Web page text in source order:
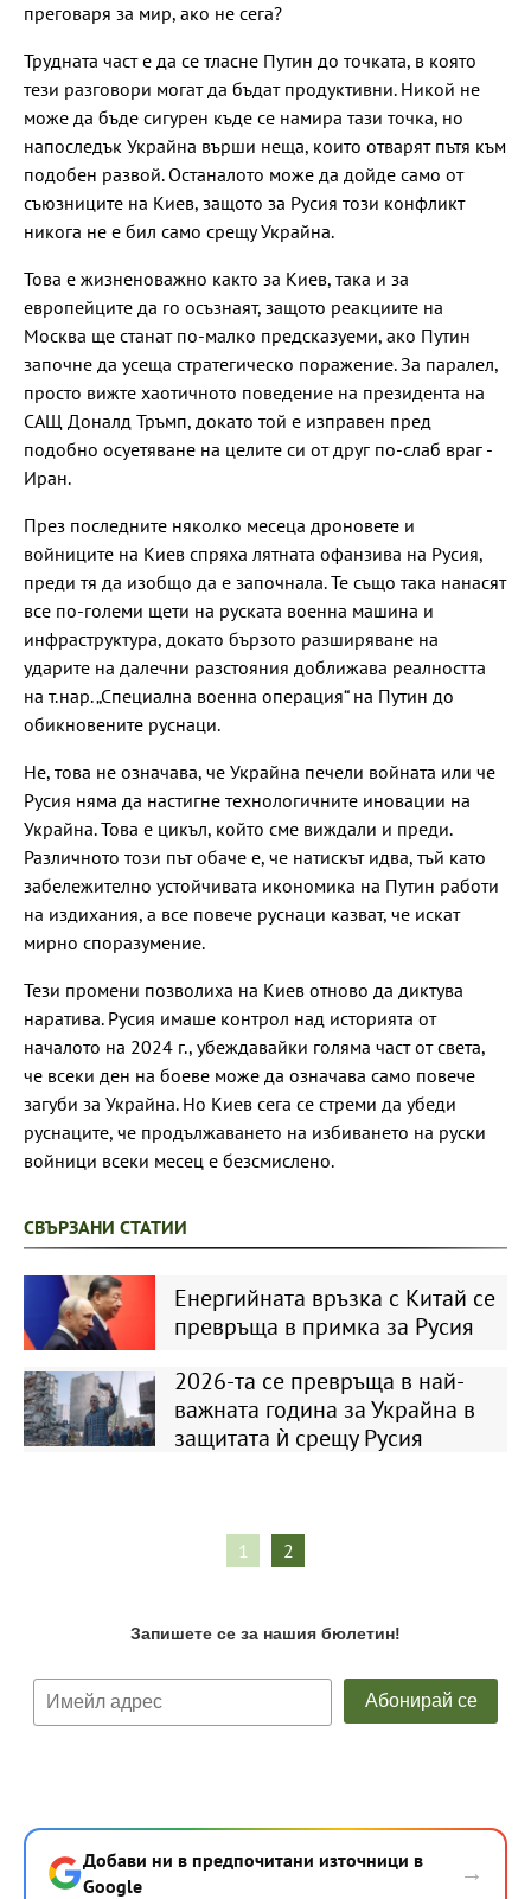
преговаря за мир, ако не сега?
Трудната част е да се тласне Путин до точката, в която
тези разговори могат да бъдат продуктивни. Никой не
може да бъде сигурен къде се намира тази точка, но
напоследък Украйна върши неща, които отварят пътя към
подобен развой. Останалото може да дойде само от
съюзниците на Киев, защото за Русия този конфликт
никога не е бил само срещу Украйна.
Това е жизненоважно както за Киев, така и за
европейците да го осъзнаят, защото реакциите на
Москва ще станат по-малко предсказуеми, ако Путин
започне да усеща стратегическо поражение. За паралел,
просто вижте хаотичното поведение на президента на
САЩ Доналд Тръмп, докато той е изправен пред
подобно осуетяване на целите си от друг по-слаб враг -
Иран.
През последните няколко месеца дроновете и
войниците на Киев спряха лятната офанзива на Русия,
преди тя да изобщо да е започнала. Те също така нанасят
все по-големи щети на руската военна машина и
инфраструктура, докато бързото разширяване на
ударите на далечни разстояния доближава реалността
на т.нар. „Специална военна операция“ на Путин до
обикновените руснаци.
Не, това не означава, че Украйна печели войната или че
Русия няма да настигне технологичните иновации на
Украйна. Това е цикъл, който сме виждали и преди.
Различното този път обаче е, че натискът идва, тъй като
забележително устойчивата икономика на Путин работи
на издихания, а все повече руснаци казват, че искат
мирно споразумение.
Тези промени позволиха на Киев отново да диктува
наратива. Русия имаше контрол над историята от
началото на 2024 г., убеждавайки голяма част от света,
че всеки ден на боеве може да означава само повече
загуби за Украйна. Но Киев сега се стреми да убеди
руснаците, че продължаването на избиването на руски
войници всеки месец е безсмислено.
СВЪРЗАНИ СТАТИИ
Енергийната връзка с Китай се
превръща в примка за Русия
2026-та се превръща в най-
важната година за Украйна в
защитата ѝ срещу Русия
1 2
Добави ни в предпочитани източници в
Google
→